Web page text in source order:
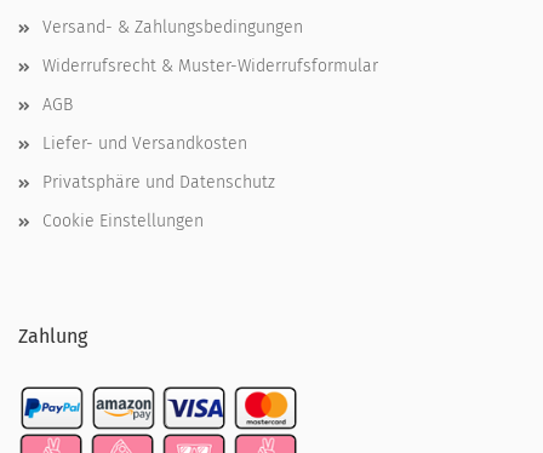
Versand- & Zahlungsbedingungen
Widerrufsrecht & Muster-Widerrufsformular
AGB
Liefer- und Versandkosten
Privatsphäre und Datenschutz
Cookie Einstellungen
Zahlung